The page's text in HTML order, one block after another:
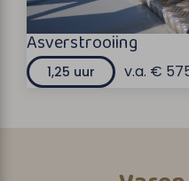
Asverstrooiing
1,25 uur v.a. €